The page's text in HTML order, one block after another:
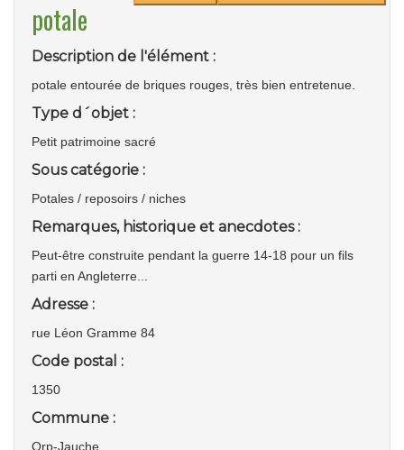
potale
Description de l'élément :
potale entourée de briques rouges, très bien entretenue.
Type d´objet :
Petit patrimoine sacré
Sous catégorie :
Potales / reposoirs / niches
Remarques, historique et anecdotes :
Peut-être construite pendant la guerre 14-18 pour un fils
parti en Angleterre...
Adresse :
rue Léon Gramme 84
Code postal :
1350
Commune :
Orp-Jauche